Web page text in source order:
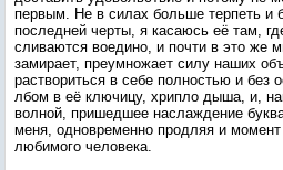
первым. Не в силах больше терпеть и
последней черты, я касаюсь её там,
сливаются воедино, и почти в это же
замирает, преумножает силу наших
раствориться в себе полностью и без
лбом в её ключицу, хрипло дыша, и,
волной, пришедшее наслаждение
меня, одновременно продляя и момент
любимого человека.